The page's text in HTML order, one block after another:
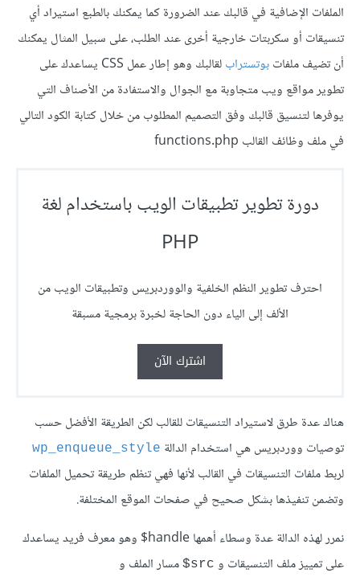
الملفات الإضافية في قالبك عند الضرورة كما يمكنك بالطبع استيراد أي
تنسيقات أو سكربتات خارجية أخرى عند الطلب، على سبيل المثال يمكنك
أن تضيف ملفاتبوتستراب
لقالبك وهو إطار عمل CSS يساعدك على
تطوير مواقع ويب متجاوبة مع الجوال والاستفادة من الأصناف التي
يوفرها لتنسيق قالبك وفق التصميم المطلوب من خلال كتابة الكود التالي
في ملف وظائف القالب functions.php
دورة تطوير تطبيقات الويب باستخدام لغة
PHP
احترف تطوير النظم الخلفية والووردبريس وتطبيقات الويب من
الألف إلى الياء دون الحاجة لخبرة برمجية مسبقة
اشترك الآن
هناك عدة طرق لاستيراد التنسيقات للقالب لكن الطريقة الأفضل حسب
توصيات ووردبريس هي استخدام الدالة wp_enqueue_style
لربط ملفات التنسيقات في القالب لأنها فهي تنظم طريقة تحميل الملفات
وتضمن تنفيذها بشكل صحيح في صفحات الموقع المختلفة.
نمرر لهذه الدالة عدة وسطاء أهمها
$handle وهو معرف فريد يساعدك
على تمييز ملف التنسيقات و ‎$src مسار الملف و